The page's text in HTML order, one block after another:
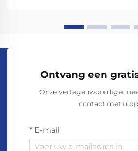
Ontvang een
Onze vertegenwoordiger
contact met u
E-mail